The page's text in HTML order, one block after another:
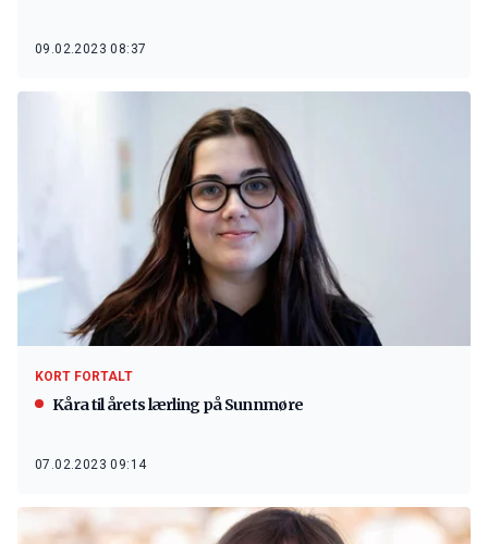
09.02.2023 08:37
KORT FORTALT
Kåra til årets lærling på Sunnmøre
07.02.2023 09:14